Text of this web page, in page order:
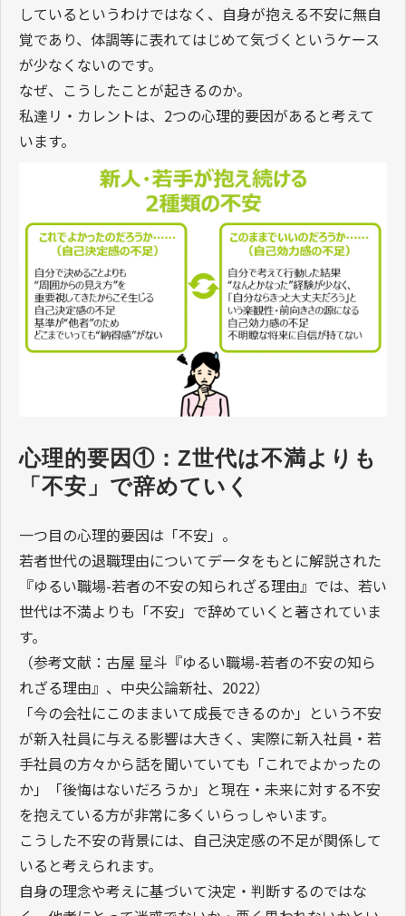
しているというわけではなく、自身が抱える不安に無自
覚であり、体調等に表れてはじめて気づくというケース
が少なくないのです。
なぜ、こうしたことが起きるのか。
私達リ・カレントは、2つの心理的要因があると考えて
います。
心理的要因①：Z世代は不満よりも
「不安」で辞めていく
一つ目の心理的要因は「不安」。
若者世代の退職理由についてデータをもとに解説された
『ゆるい職場-若者の不安の知られざる理由』では、若い
世代は不満よりも「不安」で辞めていくと著されていま
す。
（参考文献：古屋 星斗『ゆるい職場-若者の不安の知ら
れざる理由』、中央公論新社、2022）
「今の会社にこのままいて成長できるのか」という不安
が新入社員に与える影響は大きく、実際に新入社員・若
手社員の方々から話を聞いていても「これでよかったの
か」「後悔はないだろうか」と現在・未来に対する不安
を抱えている方が非常に多くいらっしゃいます。
こうした不安の背景には、自己決定感の不足が関係して
いると考えられます。
自身の理念や考えに基づいて決定・判断するのではな